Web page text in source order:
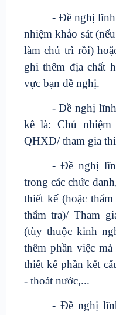
- Đề nghị lĩnh
nhiệm khảo sát
làm chủ trì rồi)
ghi thêm địa chất
vực bạn đề nghị.
- Đề nghị
kê là: Chủ
QHXD/ tham gia
- Đề nghị
trong các chức
thiết kế (hoặc
thẩm tra)/ Tham
(tùy thuộc kinh
thêm phần việc
thiết kế phần kết
- thoát nước,...
- Đề nghị